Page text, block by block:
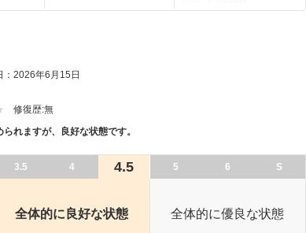
：2026年6月15日
修復歴:無
れますが、良好な状態です。
3.5 4 4.5 5 6 S
全体的に良好な状態 全体的に優良な状態